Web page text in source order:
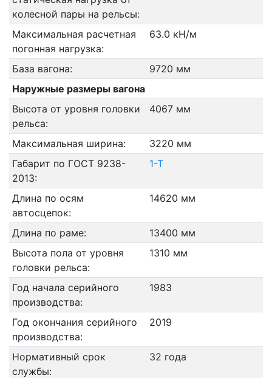
колесной пары на рельсы:
Максимальная расчетная
погонная нагрузка:
63.0 кН/м
База вагона:
9720 мм
Наружные размеры вагона
Высота от уровня головки
рельса:
4067 мм
Максимальная ширина:
3220 мм
Габарит по ГОСТ 9238-
2013:
1-Т
Длина по осям
автосцепок:
14620 мм
Длина по раме:
13400 мм
Высота пола от уровня
головки рельса:
1310 мм
Год начала серийного
производства:
1983
Год окончания серийного
производства:
2019
Нормативный срок
службы:
32 года